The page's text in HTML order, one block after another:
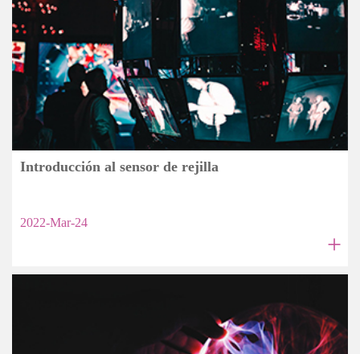
Introducción al sensor de rejilla
2022-Mar-24
+